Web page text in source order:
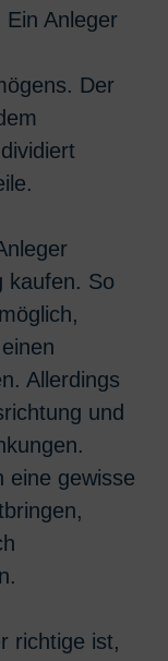
Anleger
Der
kaufen. So
Allerdings
und
eine gewisse
richtige ist,